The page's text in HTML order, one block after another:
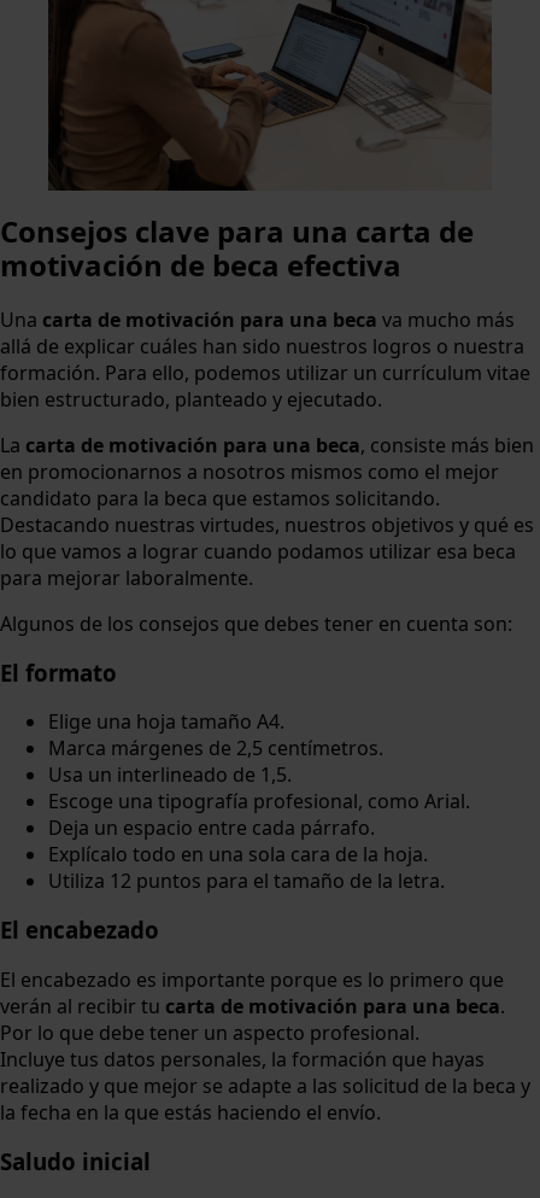
Consejos clave para una carta de
motivación de beca efectiva
Una carta de motivación para una beca va mucho más
allá de explicar cuáles han sido nuestros logros o nuestra
formación. Para ello, podemos utilizar un currículum vitae
bien estructurado, planteado y ejecutado.
La carta de motivación para una beca, consiste más bien
en promocionarnos a nosotros mismos como el mejor
candidato para la beca que estamos solicitando.
Destacando nuestras virtudes, nuestros objetivos y qué es
lo que vamos a lograr cuando podamos utilizar esa beca
para mejorar laboralmente.
Algunos de los consejos que debes tener en cuenta son:
El formato
Elige una hoja tamaño A4.
Marca márgenes de 2,5 centímetros.
Usa un interlineado de 1,5.
Escoge una tipografía profesional, como Arial.
Deja un espacio entre cada párrafo.
Explícalo todo en una sola cara de la hoja.
Utiliza 12 puntos para el tamaño de la letra.
El encabezado
El encabezado es importante porque es lo primero que
verán al recibir tu carta de motivación para una beca.
Por lo que debe tener un aspecto profesional.
Incluye tus datos personales, la formación que hayas
realizado y que mejor se adapte a las solicitud de la beca y
la fecha en la que estás haciendo el envío.
Saludo inicial